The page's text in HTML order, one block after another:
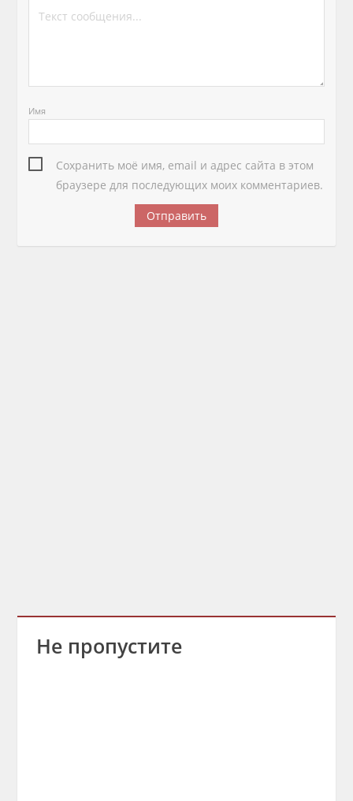
Имя
Сохранить моё имя, email и адрес сайта в этом
браузере для последующих моих комментариев.
Не пропустите